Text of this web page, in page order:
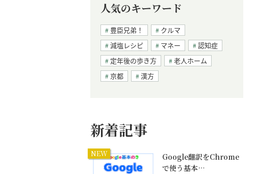
人気のキーワード
豊臣兄弟！
クルマ
減塩レシピ
マネー
認知症
定年後の歩き方
老人ホーム
京都
漢方
新着記事
NEW
Google翻訳をChrome
で使う基本…